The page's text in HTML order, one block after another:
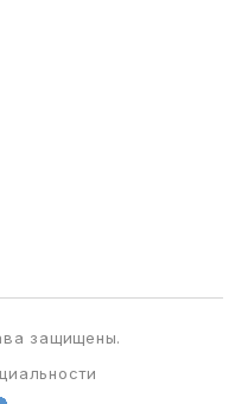
защищены.